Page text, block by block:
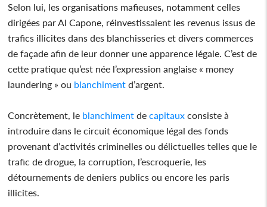
Selon lui, les organisations mafieuses, notamment celles
dirigées par Al Capone, réinvestissaient les revenus issus de
trafics illicites dans des blanchisseries et divers commerces
de façade afin de leur donner une apparence légale. C’est de
cette pratique qu’est née l’expression anglaise « money
laundering » ou blanchiment d’argent.
Concrètement, le blanchiment de capitaux consiste à
introduire dans le circuit économique légal des fonds
provenant d’activités criminelles ou délictuelles telles que le
trafic de drogue, la corruption, l’escroquerie, les
détournements de deniers publics ou encore les paris
illicites.